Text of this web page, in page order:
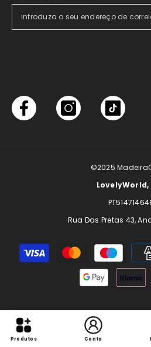
©2025
LovelyWorld,
Rua Das Pretas 43,
Modo
de
Produtos Conta